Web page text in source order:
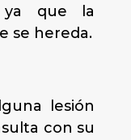
ya que la
se hereda.
lesión
con su